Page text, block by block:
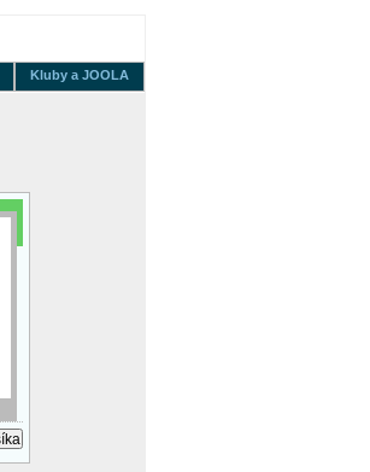
Kluby a JOOLA